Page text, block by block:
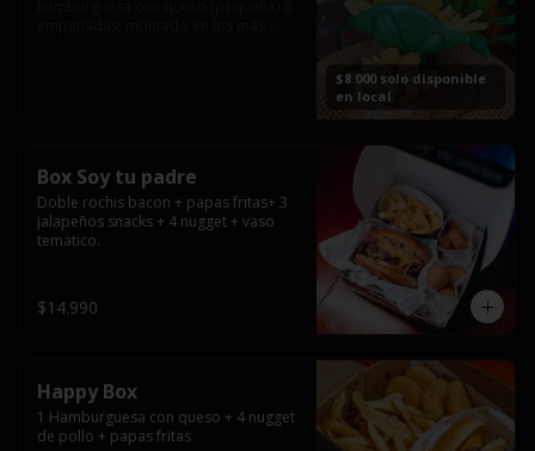
$8.000 solo disponible
en local
Box Soy tu padre
Doble rochis bacon + papas fritas+ 3
jalapeños snacks + 4 nugget + vaso
tematico.
$14.990
Happy Box
1 Hamburguesa con queso + 4 nugget
de pollo + papas fritas